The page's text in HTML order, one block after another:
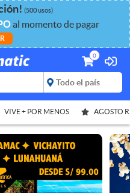
! (500 usos)
al momento de pagar
0
VIVE + POR MENOS AGOSTO